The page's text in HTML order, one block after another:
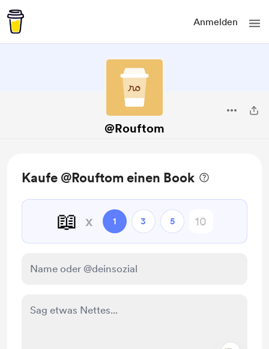
Anmelden
@Rouftom
Kaufe @Rouftom einen Book
📖 x 1 3 5